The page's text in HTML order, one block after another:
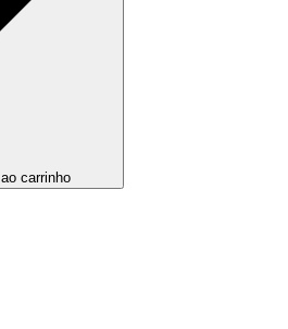
carrinho